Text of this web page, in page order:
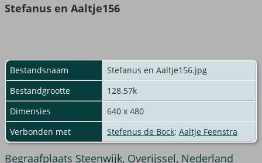
Stefanus en Aaltje156
Bestandsnaam
Stefanus en Aaltje156.jpg
Bestandgrootte
128.57k
Dimensies
640 x 480
Verbonden met
Stefenus de Bock; Aaltje Feenstra
Begraafplaats Steenwijk, Overijssel, Nederland